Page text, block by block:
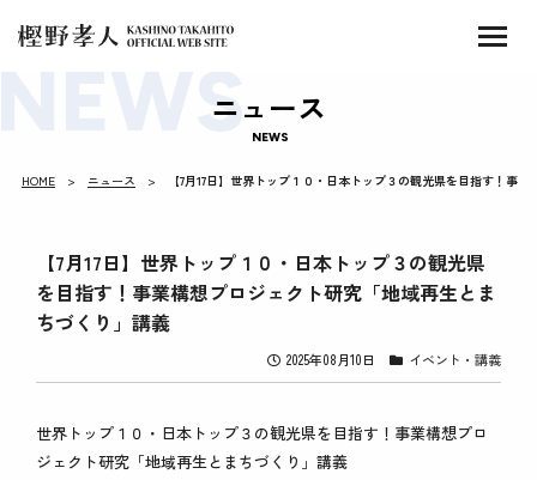
ニュース
NEWS
HOME ニュース 【7月17日】世界トップ１０・日本トップ３の観光県を目指す！事
【7月17日】世界トップ１０・日本トップ３の観光県
を目指す！事業構想プロジェクト研究「地域再生とま
ちづくり」講義
2025年08月10日 イベント・講義
世界トップ１０・日本トップ３の観光県を目指す！事業構想プロ
ジェクト研究「地域再生とまちづくり」講義